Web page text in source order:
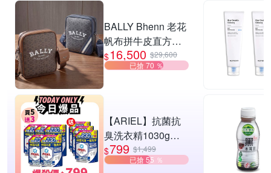
BALLY Bhenn 老花
帆布拼牛皮直方肩
斜背郵差包-2款可
選
$16,500 $29,600
已搶 70 ％
【ARIEL】抗菌抗
臭洗衣精1030g補
充包 X8 (抗菌去漬/
室內晾曬) 兩款任選
$799 $1,499
已搶 55 ％